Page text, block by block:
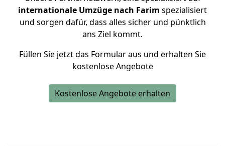
internationale Umzüge nach Farim spezialisiert
und sorgen dafür, dass alles sicher und pünktlich
ans Ziel kommt.
Füllen Sie jetzt das Formular aus und erhalten Sie
kostenlose Angebote
Kostenlose Angebote erhalten